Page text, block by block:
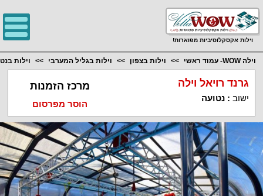
וילות אקסקלוסיביות מפוארות!
וילה WOW- עמוד ראשי וילות בצפון וילות בגליל המערבי וילות
גרנד רויאל וילה
ישוב :נטועה
מרכז הזמנות
הוסר מפרסום